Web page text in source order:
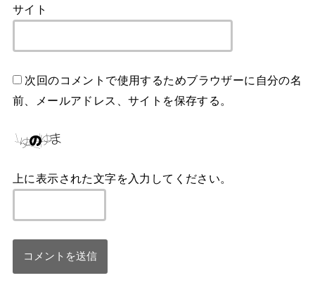
サイト
次回のコメントで使用するためブラウザーに自分の名
前、メールアドレス、サイトを保存する。
上に表示された文字を入力してください。